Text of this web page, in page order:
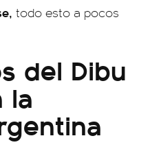
todo esto a pocos
del Dibu
la